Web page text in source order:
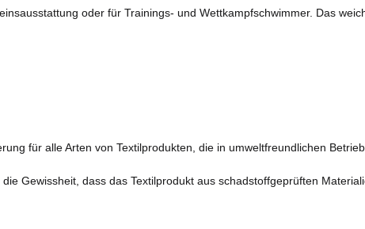
verfügbar
oder für Trainings- und Wettkampfschwimmer. Das
für alle Arten von Textilprodukten, die in umweltfreundlichen
Gewissheit, dass das Textilprodukt aus schadstoffgeprüften